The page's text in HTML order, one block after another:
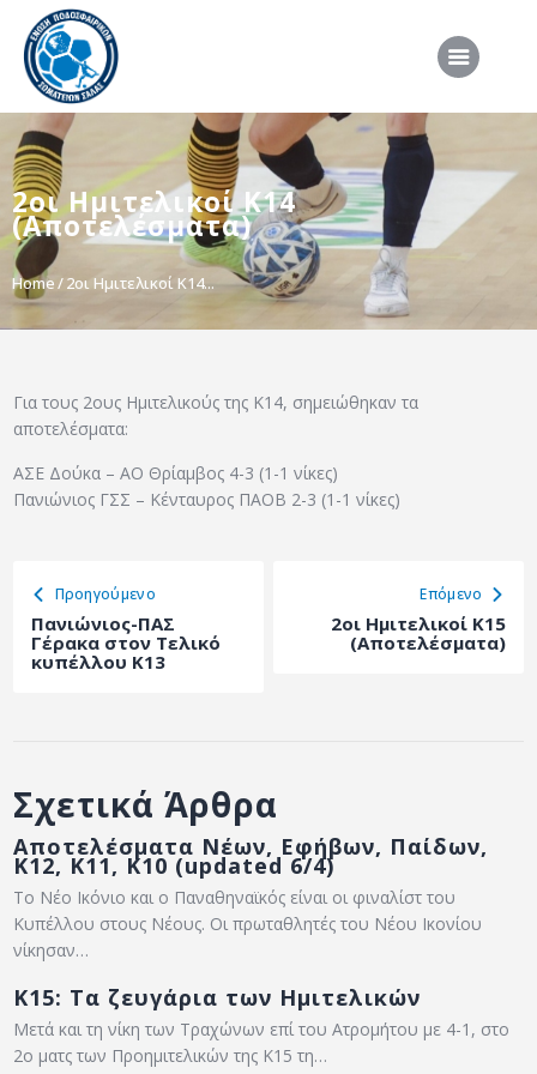
2οι Ημιτελικοί Κ14
(Αποτελέσματα)
Home 2οι Ημιτελικοί Κ14...
ΑΡΧΙΚΗ
ΕΠΣΣ
ΔΙΟΡΓΑΝΩΣΕΙΣ
ΠΡΟΕΘΝΙΚΕΣ ΟΜΑΔΕΣ
ΔΙΑΙΤΗΣΙΑ
ΣΥΝΕΝΤΕΥΞΕΙΣ
VIDEO
ΧΡΗΣΙΜΑ
ΕΠΙΚΟΙΝΩΝΙΑ
Για τους 2ους Ημιτελικούς της Κ14, σημειώθηκαν τα
αποτελέσματα:
ΑΣΕ Δούκα – ΑΟ Θρίαμβος 4-3 (1-1 νίκες)
Πανιώνιος ΓΣΣ – Κένταυρος ΠΑΟΒ 2-3 (1-1 νίκες)
Προηγούμενο
Πανιώνιος-ΠΑΣ
Γέρακα στον Τελικό
κυπέλλου Κ13
Eπόμενο
2οι Ημιτελικοί Κ15
(Αποτελέσματα)
Σχετικά Άρθρα
Αποτελέσματα Νέων, Εφήβων, Παίδων,
Κ12, Κ11, Κ10 (updated 6/4)
Το Νέο Ικόνιο και ο Παναθηναϊκός είναι οι φιναλίστ του
Κυπέλλου στους Νέους. Οι πρωταθλητές του Νέου Ικονίου
νίκησαν…
Κ15: Τα ζευγάρια των Ημιτελικών
Μετά και τη νίκη των Τραχώνων επί του Ατρομήτου με 4-1, στο
2ο ματς των Προημιτελικών της Κ15 τη…